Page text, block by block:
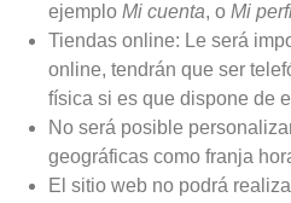
ejemplo Mi cuenta, o Mi
Tiendas online: Le será
online, tendrán que ser
física si es que dispone de
No será posible
geográficas como franja
El sitio web no podrá